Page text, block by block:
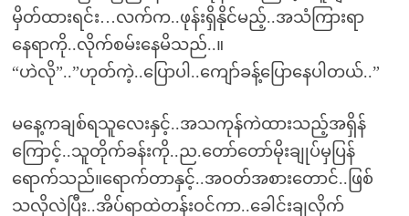
မှိတ်ထားရင်း…လက်က..ဖုန်းရှိနိုင်မည့်..အသံကြားရာ
နေရာကို..လိုက်စမ်းနေမိသည်..။
“ဟဲလို”..”ဟုတ်ကဲ့..ပြောပါ..ကျော်ခန့်ပြောနေပါတယ်..”
မနေ့ကချစ်ရသူလေးနှင့်..အသကုန်ကဲထားသည့်အရှိန်
ကြောင့်..သူတိုက်ခန်းကို..ည.တော်တော်မိုးချုပ်မှပြန်
ရောက်သည်။ရောက်တာနှင့်..အဝတ်အစားတောင်..ဖြစ်
သလိုလဲပြီး..အိပ်ရာထဲတန်းဝင်ကာ..ခေါင်းချလိုက်